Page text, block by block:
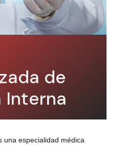
de
Interna
una especialidad médica